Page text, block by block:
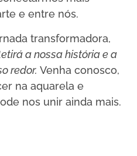
e entre nós.
transformadora,
a nossa história e a
redor. Venha conosco,
na aquarela e
nos unir ainda mais.